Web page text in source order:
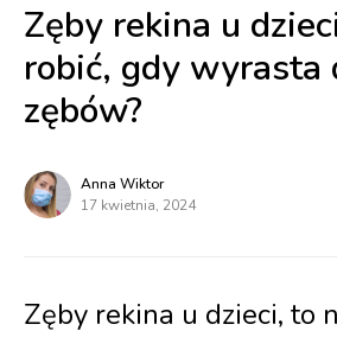
Zęby rekina u
robić, gdy wyrasta
zębów?
Anna Wiktor
17 kwietnia, 2024
Zęby rekina u dzieci, to